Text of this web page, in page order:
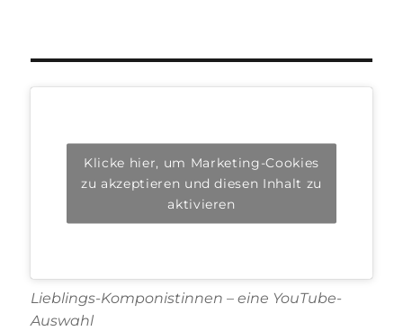
Klicke hier, um Marketing-Cookies
zu akzeptieren und diesen Inhalt zu
aktivieren
Lieblings-Komponistinnen – eine YouTube-
Auswahl